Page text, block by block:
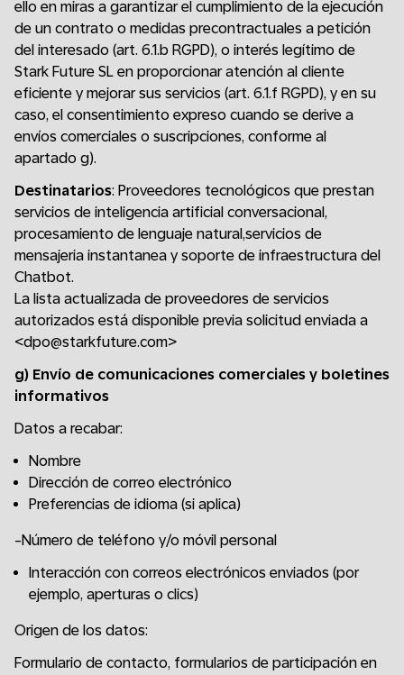
ello en miras a garantizar el cumplimiento de la ejecución
de un contrato o medidas precontractuales a petición
del interesado (art. 6.1.b RGPD), o interés legítimo de
Stark Future SL en proporcionar atención al cliente
eficiente y mejorar sus servicios (art. 6.1.f RGPD), y en su
caso, el consentimiento expreso cuando se derive a
envíos comerciales o suscripciones, conforme al
apartado g).
Destinatarios: Proveedores tecnológicos que prestan
servicios de inteligencia artificial conversacional,
procesamiento de lenguaje natural,servicios de
mensajeria instantanea y soporte de infraestructura del
Chatbot.
La lista actualizada de proveedores de servicios
autorizados está disponible previa solicitud enviada a
<dpo@starkfuture.com>
g) Envío de comunicaciones comerciales y boletines
informativos
Datos a recabar:
Nombre
Dirección de correo electrónico
Preferencias de idioma (si aplica)
-Número de teléfono y/o móvil personal
Interacción con correos electrónicos enviados (por
ejemplo, aperturas o clics)
Origen de los datos:
Formulario de contacto, formularios de participación en